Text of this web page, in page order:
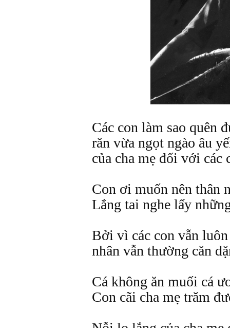
Các con làm sao quên
răn vừa ngọt ngào âu
của cha mẹ đối với các
Con ơi muốn nên thân
Lắng tai nghe lấy
Bởi vì các con vẫn
nhân vẫn thường căn
Cá không ăn muối cá
Con cãi cha mẹ trăm